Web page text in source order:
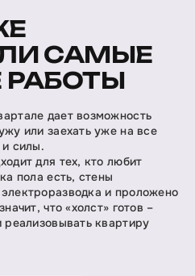
САМЫЕ
дает возможность
или заехать уже на все
силы.
для тех, кто любит
пола есть, стены
и проложено
что «холст» готов –
реализовывать квартиру